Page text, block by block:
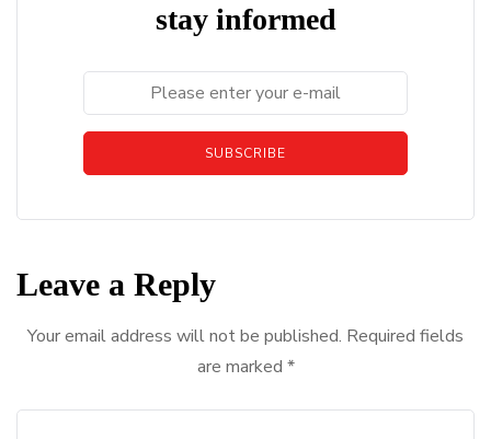
stay informed
SUBSCRIBE
Leave a Reply
Your email address will not be published. Required fields
are marked *